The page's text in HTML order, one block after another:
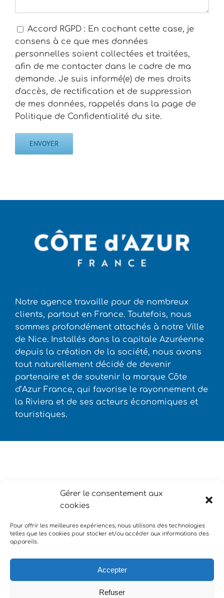
Gérer le consentement aux
cookies
Pour offrir les meilleures expériences, nous utilisons des technologies
telles que les cookies pour stocker et/ou accéder aux informations des
appareils.
Accepter
Refuser
Accord RGPD : En cochant cette case, je
consens à ce que mes données
personnelles soient collectées et traitées,
afin de me contacter dans le cadre de ma
demande. Je suis informé(e) de mes droits
d'accès, de rectification et de suppression
de mes données, rappelés dans la page de
Politique de Confidentialité du site.
Notre agence travaille pour de nombreux
clients, partout en France. Toutefois, nous
sommes profondément attachés à notre Ville
de Nice. Installés dans la capitale Azuréenne
depuis la création de la société, nous avons
tout naturellement décidé de devenir
partenaire et de soutenir la marque Côte
d’Azur France, qui favorise le rayonnement de
la Riviera et de ses acteurs économiques et
touristiques.